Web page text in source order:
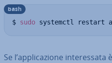
$ sudo systemctl restart
bash
Se l’ap­pli­ca­zio­ne